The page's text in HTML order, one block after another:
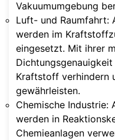
Vakuumumgebung
Luft- und Raumfahrt:
werden im
eingesetzt. Mit ihrer
Kraftstoff verhindern
gewährleisten.
Chemische Industrie:
werden in
Chemieanlagen